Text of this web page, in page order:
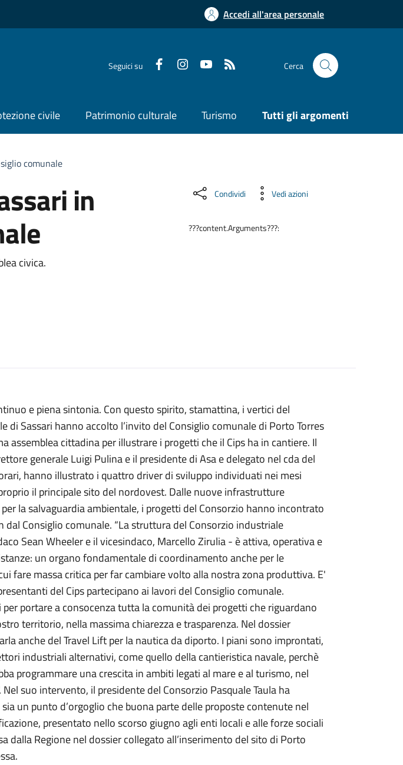
Accedi all'area personale
Seguici su Cerca
civile Patrimonio culturale Turismo Tutti gli argomenti
comunale
in
civica.
Condividi Vedi azioni
???content.Arguments???:
e piena sintonia. Con questo spirito, stamattina, i vertici del
di Sassari hanno accolto l’invito del Consiglio comunale di Porto Torres
assemblea cittadina per illustrare i progetti che il Cips ha in cantiere. Il
generale Luigi Pulina e il presidente di Asa e delegato nel cda del
hanno illustrato i quattro driver di sviluppo individuati nei mesi
il principale sito del nordovest. Dalle nuove infrastrutture
la salvaguardia ambientale, i progetti del Consorzio hanno incontrato
dal Consiglio comunale. “La struttura del Consorzio industriale
Sean Wheeler e il vicesindaco, Marcello Zirulia - è attiva, operativae
un organo fondamentale di coordinamento anche per le
fare massa critica per far cambiare volto alla nostra zona produttiva. E'
del Cips partecipano ai lavori del Consiglio comunale.
portare a consocenza tutta la comunità dei progetti che riguardano
territorio, nella massima chiarezza e trasparenza. Nel dossier
anche del Travel Lift per la nautica da diporto. I piani sono improntati,
industriali alternativi, come quello della cantieristica navale, perchè
programmare una crescita in ambiti legati al mare e al turismo, nel
suo intervento, il presidente del Consorzio Pasquale Taula ha
un punto d’orgoglio che buona parte delle proposte contenute nel
presentato nello scorso giugno agli enti locali e alle forze sociali
dalla Regione nel dossier collegato all’inserimento del sito di Porto